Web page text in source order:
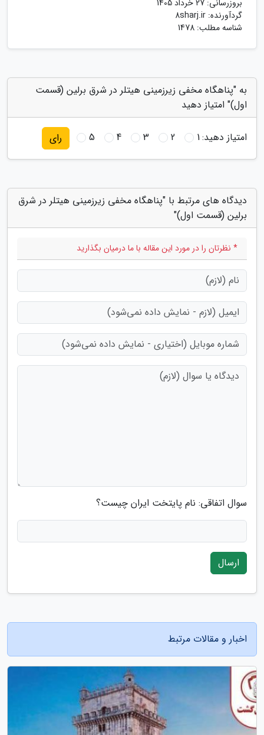
بروزرسانی: 27 خرداد 1405
گردآورنده: 8sharj.ir
شناسه مطلب: 1478
به "پناهگاه مخفی زیرزمینی هیتلر در شرق برلین (قسمت
اول)" امتیاز دهید
امتیاز دهید:1
2
3
4
5 رای
دیدگاه های مرتبط با "پناهگاه مخفی زیرزمینی هیتلر در شرق
برلین (قسمت اول)"
* نظرتان را در مورد این مقاله با ما درمیان بگذارید
سوال اتفاقی: نام پایتخت ایران چیست؟
ارسال
اخبار و مقالات مرتبط